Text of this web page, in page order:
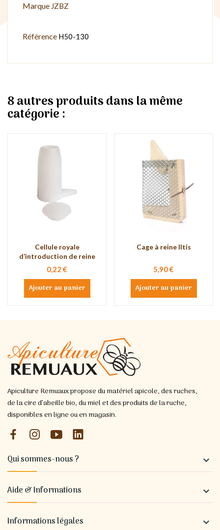
Marque JZBZ
Référence H50-130
8 autres produits dans la même
catégorie :
Cellule royale
d’introduction de reine
0,22 €
Ajouter au panier
Cage à reine Iltis
5,90 €
Ajouter au panier
Apiculture Remuaux propose du matériel apicole, des ruches,
de la cire d’abeille bio, du miel et des produits de la ruche,
disponibles en ligne ou en magasin.
Qui sommes-nous ? 
Aide & Informations 
Informations légales 